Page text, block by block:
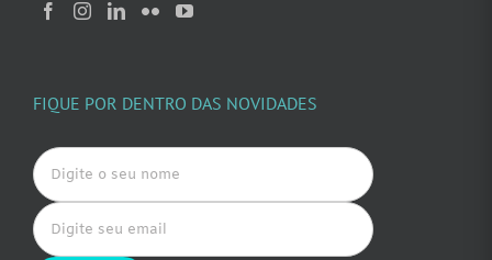
FIQUE POR DENTRO DAS NOVIDADES